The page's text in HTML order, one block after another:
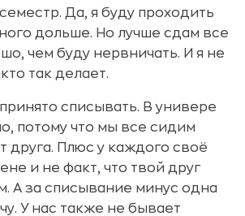
Да, я буду проходить
дольше. Но лучше сдам все
чем буду нервничать. И я не
так делает.
списывать. В универе
потому что мы все сидим
друга. Плюс у каждого своё
и не факт, что твой друг
А за списывание минус одна
У нас также не бывает